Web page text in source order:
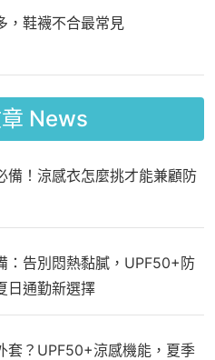
，鞋襪不合最常見
News
備！涼感衣怎麼挑才能兼顧防
：告別悶熱黏膩，UPF50+防
日通勤新選擇
套？UPF50+涼感機能，夏季